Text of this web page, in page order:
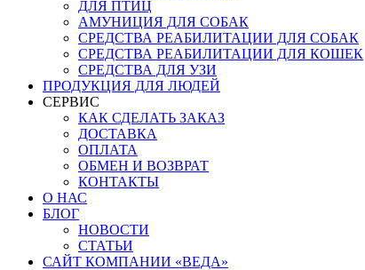
ДЛЯ ПТИЦ
АМУНИЦИЯ ДЛЯ СОБАК
СРЕДСТВА РЕАБИЛИТАЦИИ ДЛЯ СОБАК
СРЕДСТВА РЕАБИЛИТАЦИИ ДЛЯ КОШЕК
СРЕДСТВА ДЛЯ УЗИ
ПРОДУКЦИЯ ДЛЯ ЛЮДЕЙ
СЕРВИС
КАК СДЕЛАТЬ ЗАКАЗ
ДОСТАВКА
ОПЛАТА
ОБМЕН И ВОЗВРАТ
КОНТАКТЫ
О НАС
БЛОГ
НОВОСТИ
СТАТЬИ
САЙТ КОМПАНИИ «ВЕДА»